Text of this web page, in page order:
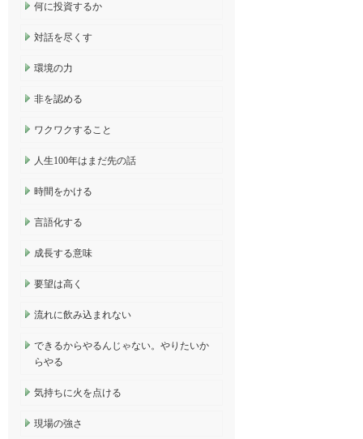
何に投資するか
対話を尽くす
環境の力
非を認める
ワクワクすること
人生100年はまだ先の話
時間をかける
言語化する
成長する意味
要望は高く
流れに飲み込まれない
できるからやるんじゃない。やりたいか
らやる
気持ちに火を点ける
現場の強さ